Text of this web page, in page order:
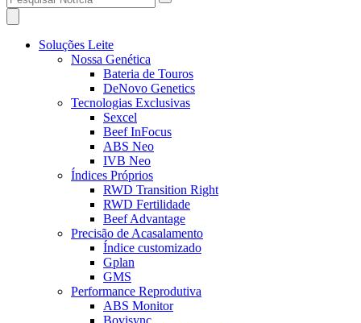
Soluções Leite
Nossa Genética
Bateria de Touros
DeNovo Genetics
Tecnologias Exclusivas
Sexcel
Beef InFocus
ABS Neo
IVB Neo
Índices Próprios
RWD Transition Right
RWD Fertilidade
Beef Advantage
Precisão de Acasalamento
Índice customizado
Gplan
GMS
Performance Reprodutiva
ABS Monitor
Bovisync